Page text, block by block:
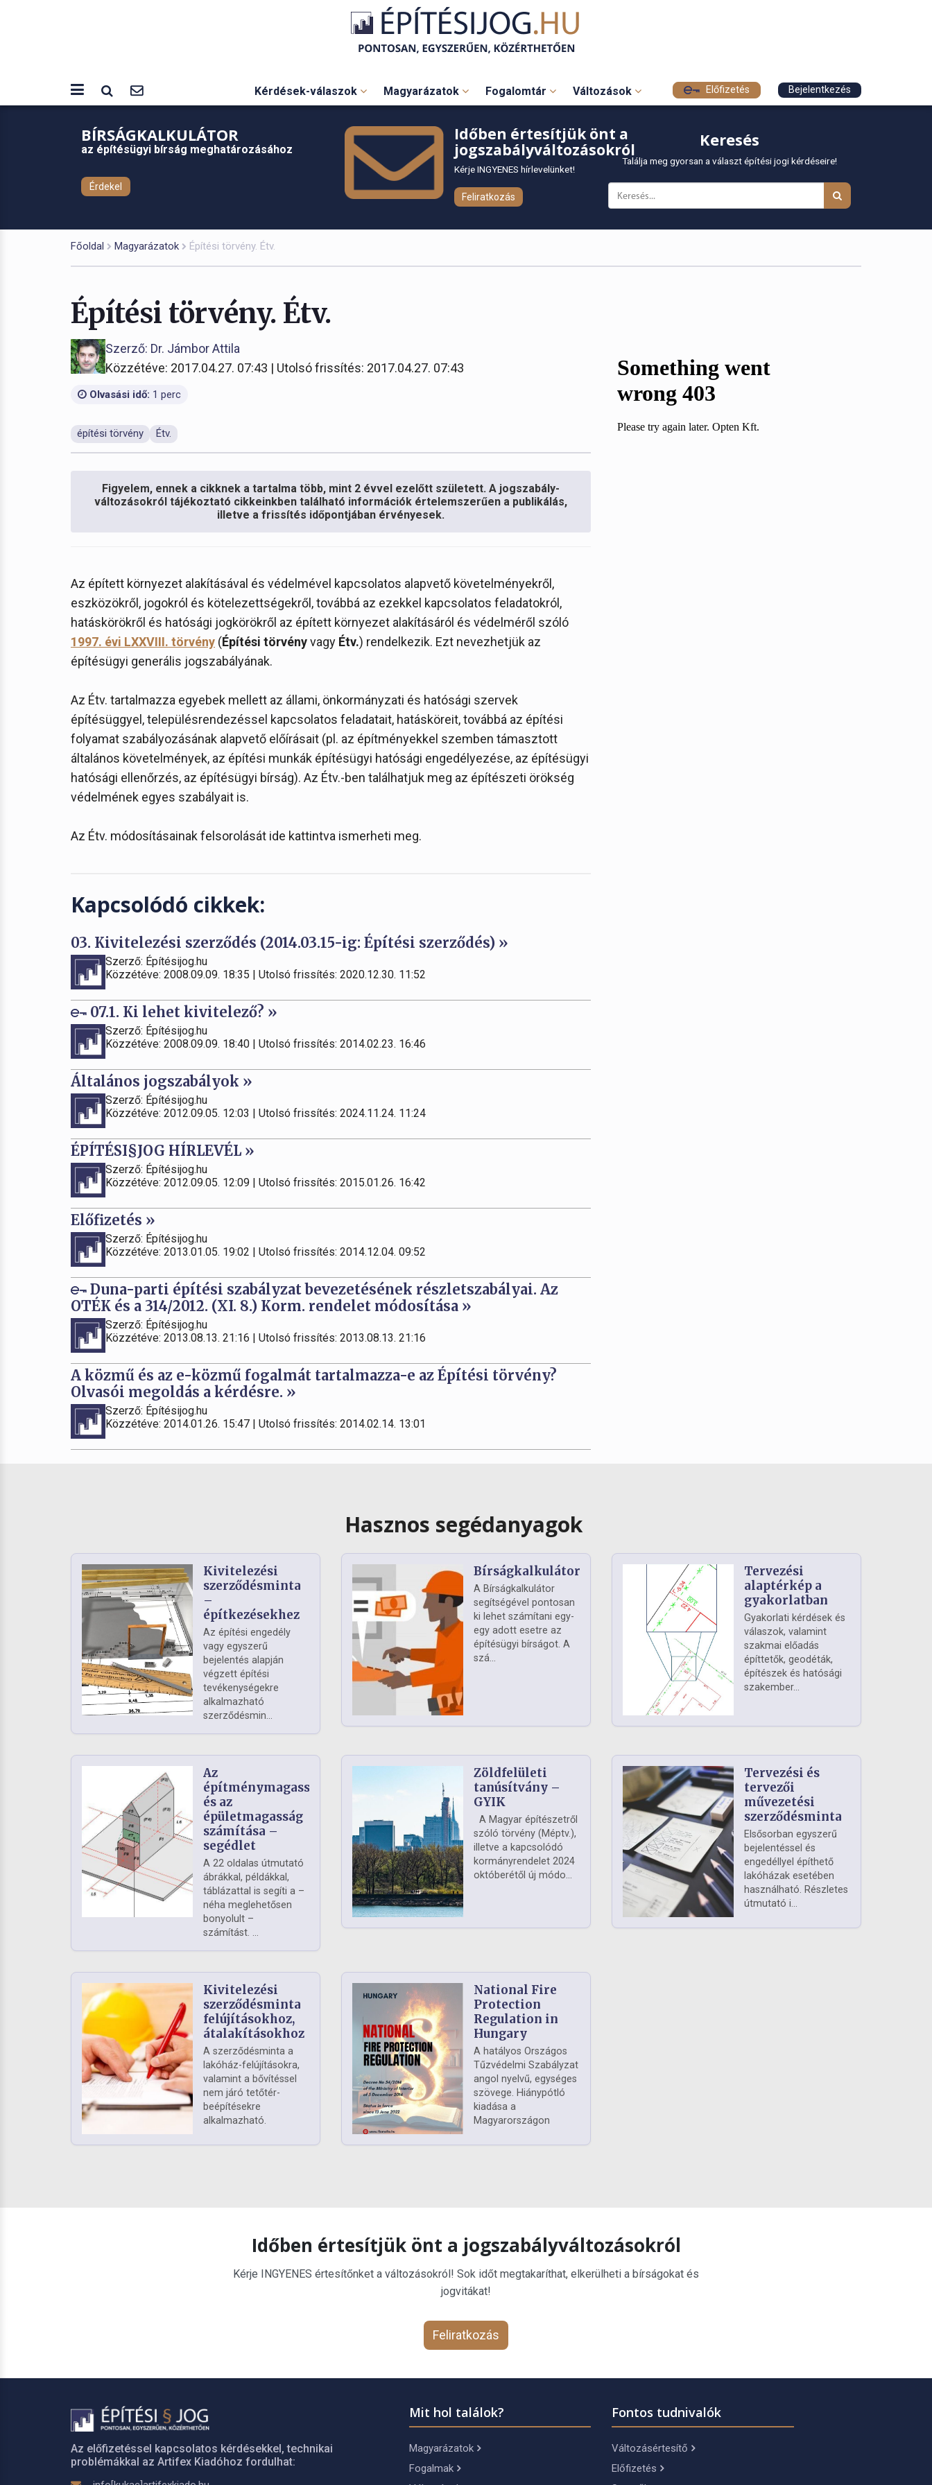
Kérdések-válaszok Magyarázatok Fogalomtár Változások Előfizetés Bejelentkezés
BÍRSÁGKALKULÁTOR
az építésügyi bírság meghatározásához
Érdekel
Időben értesítjük önt a
jogszabályváltozásokról
Kérje INGYENES hírlevelünket!
Feliratkozás
Keresés
Találja meg gyorsan a választ építési jogi kérdéseire!
Főoldal Magyarázatok Építési törvény. Étv.
Építési törvény. Étv.
Szerző: Dr. Jámbor Attila
Közzétéve: 2017.04.27. 07:43 | Utolsó frissítés: 2017.04.27. 07:43
Olvasási idő: 1 perc
építési törvény Étv.
Figyelem, ennek a cikknek a tartalma több, mint 2 évvel ezelőtt született. A jogszabály-
változásokról tájékoztató cikkeinkben található információk értelemszerűen a publikálás,
illetve a frissítés időpontjában érvényesek.
Az épített környezet alakításával és védelmével kapcsolatos alapvető követelményekről,
eszközökről, jogokról és kötelezettségekről, továbbá az ezekkel kapcsolatos feladatokról,
hatáskörökről és hatósági jogkörökről az épített környezet alakításáról és védelméről szóló
1997. évi LXXVIII. törvény (Építési törvényvagy Étv.) rendelkezik. Ezt nevezhetjük az
építésügyi generális jogszabályának.
Az Étv. tartalmazza egyebek mellett az állami, önkormányzati és hatósági szervek
építésüggyel, településrendezéssel kapcsolatos feladatait, hatásköreit, továbbá az építési
folyamat szabályozásának alapvető előírásait (pl. az építményekkel szemben támasztott
általános követelmények, az építési munkák építésügyi hatósági engedélyezése, az építésügyi
hatósági ellenőrzés, az építésügyi bírság). Az Étv.-ben találhatjuk meg az építészeti örökség
védelmének egyes szabályait is.
Az Étv. módosításainak felsorolását ide kattintva ismerheti meg.
Kapcsolódó cikkek:
03. Kivitelezési szerződés (2014.03.15-ig: Építési szerződés) »
Szerző: Építésijog.hu
Közzétéve: 2008.09.09. 18:35 | Utolsó frissítés: 2020.12.30. 11:52
07.1. Ki lehet kivitelező? »
Szerző: Építésijog.hu
Közzétéve: 2008.09.09. 18:40 | Utolsó frissítés: 2014.02.23. 16:46
Általános jogszabályok »
Szerző: Építésijog.hu
Közzétéve: 2012.09.05. 12:03 | Utolsó frissítés: 2024.11.24. 11:24
ÉPÍTÉSI§JOG HÍRLEVÉL »
Szerző: Építésijog.hu
Közzétéve: 2012.09.05. 12:09 | Utolsó frissítés: 2015.01.26. 16:42
Előfizetés »
Szerző: Építésijog.hu
Közzétéve: 2013.01.05. 19:02 | Utolsó frissítés: 2014.12.04. 09:52
Duna-parti építési szabályzat bevezetésének részletszabályai. Az
OTÉK és a 314/2012. (XI. 8.) Korm. rendelet módosítása »
Szerző: Építésijog.hu
Közzétéve: 2013.08.13. 21:16 | Utolsó frissítés: 2013.08.13. 21:16
A közmű és az e-közmű fogalmát tartalmazza-e az Építési törvény?
Olvasói megoldás a kérdésre. »
Szerző: Építésijog.hu
Közzétéve: 2014.01.26. 15:47 | Utolsó frissítés: 2014.02.14. 13:01
Hasznos segédanyagok
Kivitelezési
szerződésminta
–
építkezésekhez
Az építési engedély
vagy egyszerű
bejelentés alapján
végzett építési
tevékenységekre
alkalmazható
szerződésmin...
Bírságkalkulátor
A Bírságkalkulátor
segítségével pontosan
ki lehet számítani egy-
egy adott esetre az
építésügyi bírságot. A
szá...
Tervezési
alaptérkép a
gyakorlatban
Gyakorlati kérdések és
válaszok, valamint
szakmai előadás
építtetők, geodéták,
építészek és hatósági
szakember...
Az
építménymagasság
és az
épületmagasság
számítása –
segédlet
A 22 oldalas útmutató
ábrákkal, példákkal,
táblázattal is segíti a –
néha meglehetősen
bonyolult –
számítást. ...
Zöldfelületi
tanúsítvány –
GYIK
A Magyar építészetről
szóló törvény (Méptv.),
illetve a kapcsolódó
kormányrendelet 2024
októberétől új módo...
Tervezési és
tervezői
művezetési
szerződésminta
Elsősorban egyszerű
bejelentéssel és
engedéllyel építhető
lakóházak esetében
használható. Részletes
útmutató i...
Kivitelezési
szerződésminta
felújításokhoz,
átalakításokhoz
A szerződésminta a
lakóház-felújításokra,
valamint a bővítéssel
nem járó tetőtér-
beépítésekre
alkalmazható.
National Fire
Protection
Regulation in
Hungary
A hatályos Országos
Tűzvédelmi Szabályzat
angol nyelvű, egységes
szövege. Hiánypótló
kiadása a
Magyarországon
Időben értesítjük önt a jogszabályváltozásokról
Kérje INGYENES értesítőnket a változásokról! Sok időt megtakaríthat, elkerülheti a bírságokat és
jogvitákat!
Feliratkozás
Az előfizetéssel kapcsolatos kérdésekkel, technikai
problémákkal az Artifex Kiadóhoz fordulhat:
Mit hol találok?
Magyarázatok
Fogalmak
Fontos tudnivalók
Változásértesítő
Előfizetés